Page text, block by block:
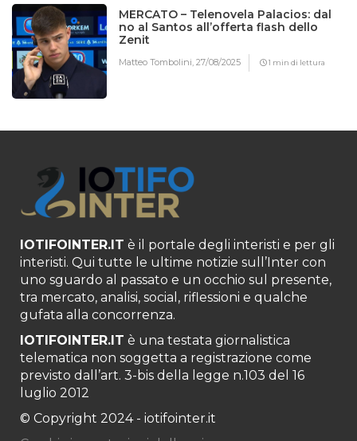
MERCATO – Telenovela Palacios: dal
no al Santos all’offerta flash dello
Zenit
Matteo Tombolini,27/08/2025 1 min di lettura
IOTIFOINTER.IT è il portale degli interisti e per gli
interisti. Qui tutte le ultime notizie sull’Inter con
uno sguardo al passato e un occhio sul presente,
tra mercato, analisi, social, riflessioni e qualche
gufata alla concorrenza.
IOTIFOINTER.IT è una testata giornalistica
telematica non soggetta a registrazione come
previsto dall’art. 3-bis della legge n.103 del 16
luglio 2012
© Copyright 2024 - iotifointer.it